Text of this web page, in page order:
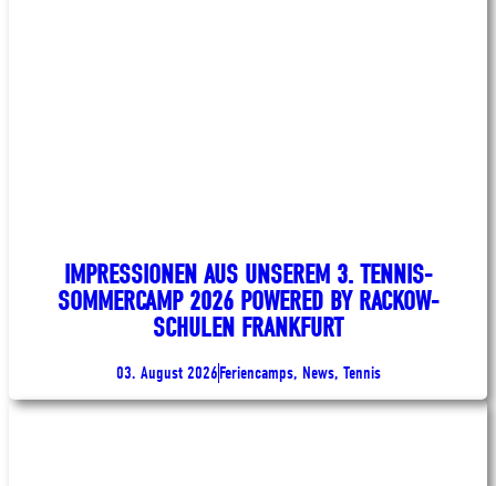
IMPRESSIONEN AUS UNSEREM 3. TENNIS-
SOMMERCAMP 2026 POWERED BY RACKOW-
SCHULEN FRANKFURT
03. August 2026Feriencamps, News, Tennis